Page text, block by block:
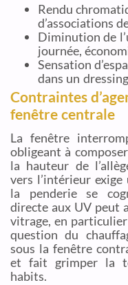
Rendu
d’associations
Diminution de
journée,
Sensation
dans un
Contraintes
fenêtre centrale
La fenêtre
obligeant à
la hauteur de
vers l’intérieur
la penderie se
directe aux UV peut
vitrage, en
question du
sous la fenêtre
et fait grimper la
habits.